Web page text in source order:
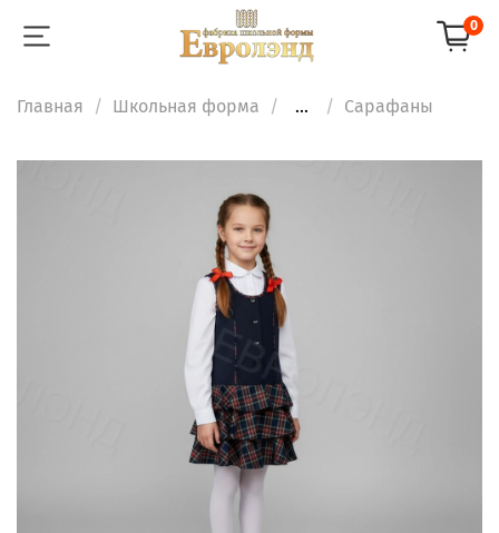
0
Главная Школьная форма ... Сарафаны